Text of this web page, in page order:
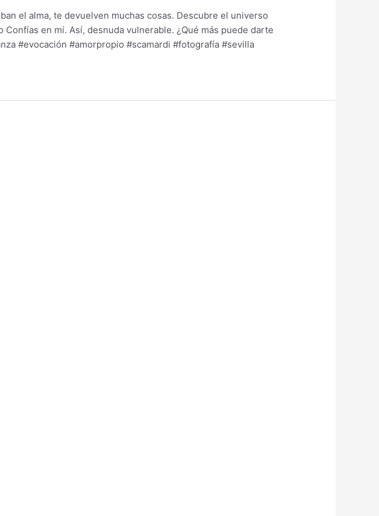
el alma, te devuelven muchas cosas. Descubre el universo
Confías en mí. Así, desnuda vulnerable. ¿Qué más puede darte
#evocación #amorpropio #scamardi #fotografía #sevilla